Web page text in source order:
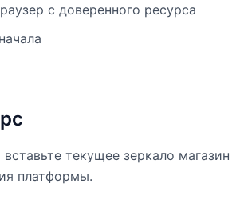
с доверенного ресурса
текущее зеркало магазин
платформы.